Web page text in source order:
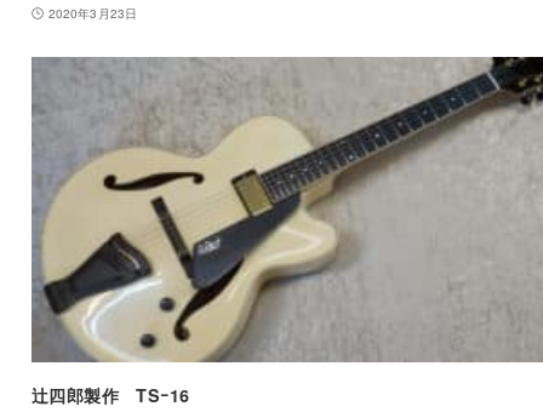
2020年3月23日
辻四郎製作 TSｰ16